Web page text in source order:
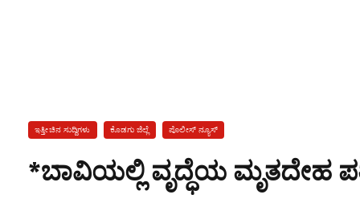
ಇತ್ತೀಚಿನ ಸುದ್ದಿಗಳು ಕೊಡಗು ಜಿಲ್ಲೆ ಪೊಲೀಸ್ ನ್ಯೂಸ್
*ಬಾವಿಯಲ್ಲಿ ವೃದ್ಧೆಯ ಮೃತದೇಹ